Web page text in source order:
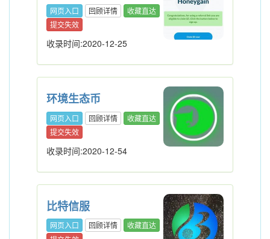
网页入口 回顾详情
收藏直达
提交失效
收录时间:2020-12-25
环境生态币
网页入口 回顾详情
收藏直达
提交失效
收录时间:2020-12-54
比特信服
网页入口 回顾详情
收藏直达